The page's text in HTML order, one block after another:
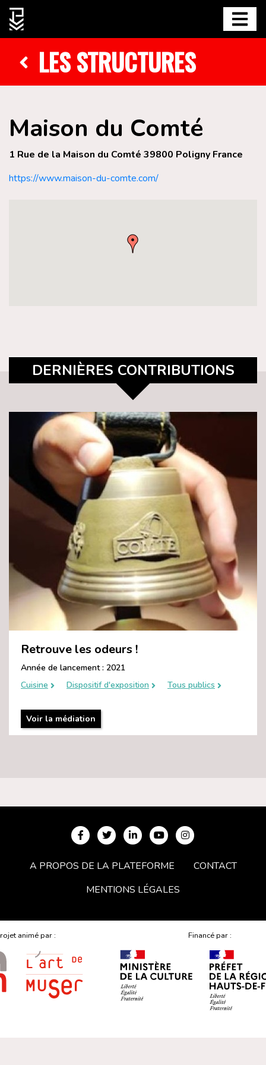
LES STRUCTURES
Maison du Comté
1 Rue de la Maison du Comté 39800 Poligny France
https://www.maison-du-comte.com/
DERNIÈRES CONTRIBUTIONS
Retrouve les odeurs !
Année de lancement : 2021
Cuisine
Dispositif d'exposition Tous publics
Voir la médiation
A PROPOS DE LA PLATEFORME
CONTACT
MENTIONS LÉGALES
animé par : Financé par :